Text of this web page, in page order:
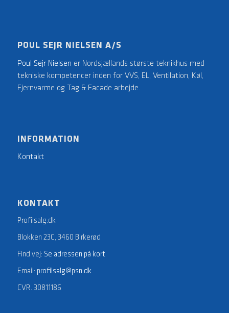
POUL SEJR NIELSEN A/S
Poul Sejr Nielsen er Nordsjællands største teknikhus med
tekniske kompetencer inden for VVS, EL, Ventilation, Køl,
Fjernvarme og Tag & Facade arbejde.
INFORMATION
Kontakt
KONTAKT
Profilsalg.dk
Blokken 23C, 3460 Birkerød
Find vej: Se adressen på kort
Email: profilsalg@psn.dk
CVR. 30811186